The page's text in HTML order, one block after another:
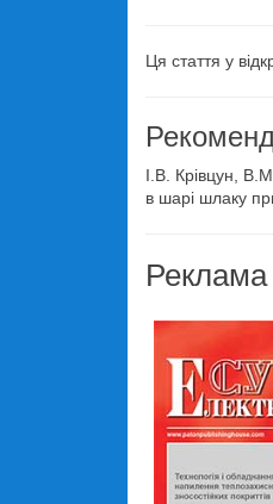
Ця стаття у
І.В. Крівцун,
в шарі шлаку